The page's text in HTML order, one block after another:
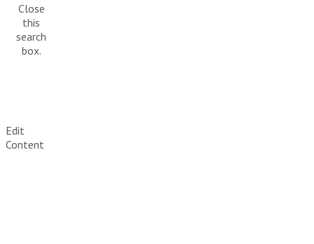
Close
this
search
box.
Edit
Content